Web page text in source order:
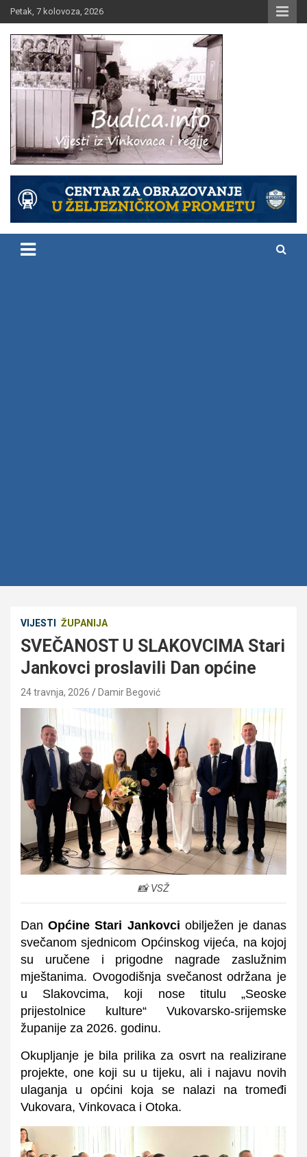
Skip
to
content
Petak, 7 kolovoza, 2026
Budica.info
VIJESTI ŽUPANIJA
SVEČANOST U SLAKOVCIMA Stari
Jankovci proslavili Dan općine
24 travnja, 2026 Damir Begović
📸 VSŽ
DanOpćine Stari Jankovci obilježen je danas
svečanom sjednicom Općinskog vijeća, na kojoj
su uručene i prigodne nagrade zaslužnim
mještanima. Ovogodišnja svečanost održana je
u Slakovcima, koji nose titulu „Seoske
prijestolnice kulture“ Vukovarsko-srijemske
županije za 2026. godinu.
Okupljanje je bila prilika za osvrt na realizirane
projekte, one koji su u tijeku, ali i najavu novih
ulaganja u općini koja se nalazi na tromeđi
Vukovara, Vinkovaca i Otoka.